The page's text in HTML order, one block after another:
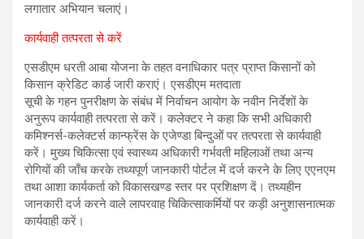
लगातार अभियान चलाएं।
कार्यवाही तत्परता से करें
एसडीएम धरती आबा योजना के तहत वनाधिकार पत्र प्राप्त किसानों को
किसान क्रेडिट कार्ड जारी कराएं। एसडीएम मतदाता
सूची के गहन पुनरीक्षण के संबंध में निर्वाचन आयोग के नवीन निर्देशों के
अनुरूप कार्यवाही तत्परता से करें। कलेक्टर ने कहा कि सभी अधिकारी
कमिश्नर्स-कलेक्टर्स कान्फ्रेंस के एजेण्डा बिन्दुओं पर तत्परता से कार्यवाही
करें। मुख्य चिकित्सा एवं स्वास्थ्य अधिकारी गर्भवती महिलाओं तथा अन्य
रोगियों की जाँच करके तथ्यपूर्ण जानकारी पोर्टल में दर्ज करने के लिए एएनएम
तथा आशा कार्यकर्ता को विकासखण्ड स्तर पर प्रशिक्षण दें। तथ्यहीन
जानकारी दर्ज करने वाले लापरवाह चिकित्साकर्मियों पर कड़ी अनुशासनात्मक
कार्यवाही करें।